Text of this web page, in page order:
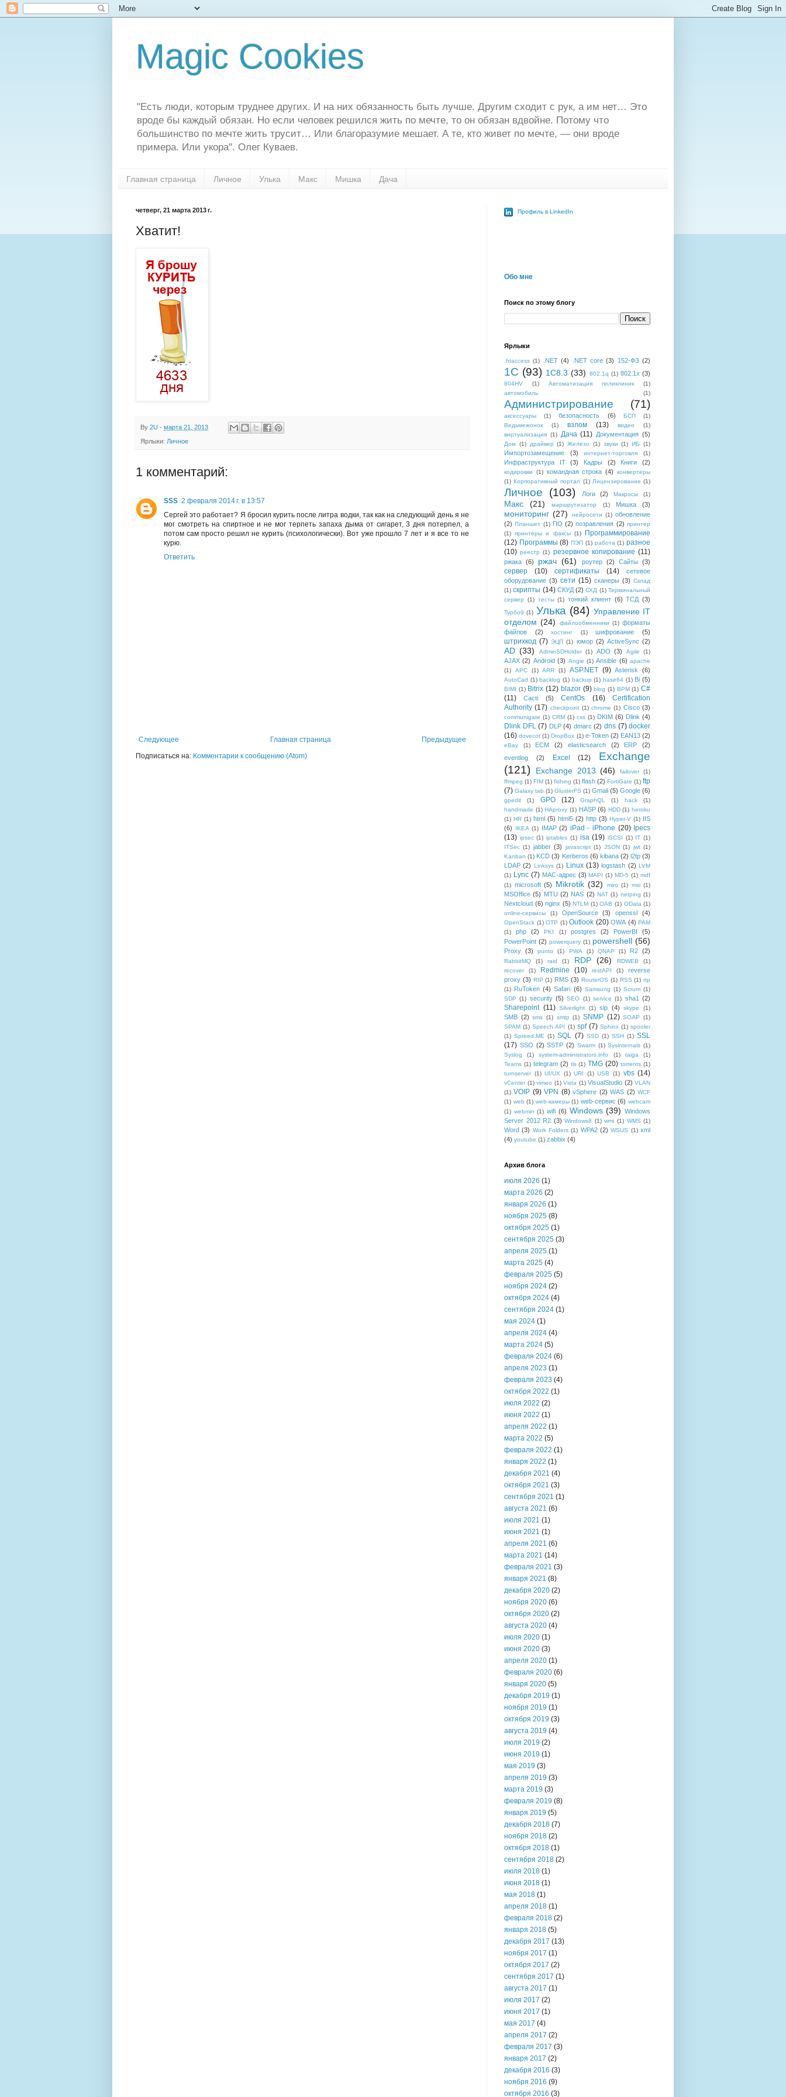
Magic Cookies
"Есть люди, которым труднее других. И на них обязанность быть лучше. Другим сходит с рук, а им нет… Это
вроде бы каждый обязан. Но если человек решился жить по мечте, то он обязан вдвойне. Потому что
большинство по мечте жить трусит… Или благоразумие мешает. А те, кто живет по мечте, — они вроде
примера. Или укора". Олег Куваев.
Главная страница Личное Улька Макс Мишка Дача
четверг, 21 марта 2013 г.
Хватит!
By 2U - марта 21, 2013
Ярлыки: Личное
1 комментарий:
SSS 2 февраля 2014 г. в 13:57
Сергей это работает? Я бросил курить после литра водки, так как на следующий день я не
мог смотреть на спиртное и не мог терпеть запаха дыма от сигарет, 3 дня потерпел, а
потом сам просто решил не курить (психологически). Вот уже прошло 7 лет и я все то не
курю.
Ответить
Следующее Предыдущее
Главная страница
Подписаться на: Комментарии к сообщению (Atom)
Профиль в LinkedIn
Обо мне
Поиск по этому блогу
Ярлыки
.htaccess (1) .NET (4) .NET core (3) 152-ФЗ (2)
1С (93) 1C8.3 (33) 802.1q (1) 802.1x (3)
804HV (1) Автоматизация поликлиник
(1)
автомобиль
(1)
Администрирование (71)
аксессуары (1) безопасность (6) БСП
(1)
Ведьмежонок
(1) взлом (13) видео
(1)
виртуализация (1) Дача (11) Документация (5)
Дом (1) драйвер (1) Железо (1) звуки (1) ИБ (1)
Импортозамещение (3) интернет-торговля (1)
Инфраструктура IT (3) Кадры (2) Книги (2)
кодировки (1) командная строка (4)
конвертеры
(1) Корпоративный портал (1) Лицензирование (1)
Личное (103) Логи (2) Макросы (1)
Макс (21) маршрутизатор (1) Мишка (3)
мониторинг (27) нейросети (1) обновление
(2) Планшет (1) ПО (2) позравления (2) принтер
(1) принтеры и факсы (1)
Программирование
(12) Программы (8) ПЭП (1) работа (1) разное
(10) реестр (1) резервное копирование (11)
ржака (6) ржач (61) роутер (2) Сайты (3)
сервер (10) сертификаты (14)
сетевое
оборудование (3) сети (15) сканеры (3) Склад
(1) скрипты (14) СКУД (2) СХД (1) Терминальный
сервер
(1) тесты (1) тонкий клиент (6) ТСД (3)
Турбо9 (1) Улька (84) Управление IT
отделом (24) файлообменники (1) форматы
файлов
(2) хостинг (1) шифрование (5)
штрихкод (7) ЭЦП (1) юмор (2) ActiveSync (2)
AD (33) AdminSDHolder (1) ADO (3) Agile (1)
AJAX (2) Android (3) Angie (1) Ansible (6) apache
(1)
APC (1) ARR (1) ASP.NET (9) Asterisk (6)
AutoCad (1) backlog (1) backup (1) base64 (1) Bi (5)
BIMI (1) Bitrix (12) blazor (9) blog (1) BPM (1) C#
(11)
Cacti (5) CentOs (16)
Certification
Authority (17) checkpoint (1) chrome (1) Cisco (3)
communigate (1) CRM (1) css (1) DKIM (6) Dlink (4)
Dlink DFL (7) DLP (4) dmarc (2) dns (7) docker
(16) dovecot (1) DropBox (1) e-Token (2) EAN13 (2)
eBay (1) ECM (2) elasticsearch (2) ERP
(2)
eventlog
(2) Excel (12)
Exchange
(121)
Exchange 2013 (46) failover
(1)
ffmpeg (1) FIM (1) fishing (1) flash (2) FortiGate (1) ftp
(7) Galaxy tab (1) GlusterFS (1) Gmail (5) Google (6)
gpedit (1) GPO (12) GraphQL (1) hack
(1)
handmade (1) HAproxy (1) HASP (6) HDD (1) heroku
(1) HR (1) html (5) html5 (2) http (3) Hyper-V (1) IIS
(6)
IKEA (1) IMAP (2) iPad - iPhone (20) Ipecs
(13) ipsec (1) iptables (1) isa (19) iSCSI (1) IT (1)
ITSec (1) jabber (3) javascript (1) JSON (1) jwt (1)
Kanban (1) KCD (3) Kerberos (6) kibana (2) l2tp (3)
LDAP (2) Linksys (1) Linux (13) logstash (2) LVM
(1) Lync (7) MAC-адрес (3) MAPI (1) MD-5 (1) mdf
(1) microsoft (5) Mikrotik (32) miro (1) msi (1)
MSOffice (5) MTU (2) NAS (2) NAT (1) netping (1)
Nextcloud (6) nginx (5) NTLM (1) OAB (1) OData (1)
online-сервисы
(1) OpenSource (3) openssl (4)
OpenStack (1) OTP (1) Outlook (20) OWA (4) PAM
(1)
php (2) PKI (1) postgres (2) PowerBI
(5)
PowerPoint (2) powerquery (1) powershell (56)
Proxy (3) punto (1) PWA (1) QNAP (1) R2 (2)
RabbitMQ (1) raid (1) RDP (26) RDWEB
(1)
recover
(1) Redmine (10) restAPI (1)
reverse
proxy (3) RIP (1) RMS (3) RouterOS (1) RSS (1) rtp
(1) RuToken (4) Safari (6) Samsung (1) Scrum (1)
SDP (1) security (5) SEO (1) service (1) sha1 (2)
Sharepoint (11) Silverlight (1) sip (4) skype (1)
SMB (2) sms (1) smtp (1) SNMP (12) SOAP
(1)
SPAM (1) Speech API (1) spf (7) Sphinx (1) spooler
(1) Spreed.ME (1) SQL (7) SSD (1) SSH (1) SSL
(17) SSO (2) SSTP (2) Swarm (1) Sysinternals (1)
Syslog
(1) system-administrators.info (1) taiga
(1)
Teams (1) telegram (2) tls (1) TMG (20) torrents (1)
turnserver (1) UI/UX (1) URI (1) USB (1) vbs (14)
vCenter (1) vimeo (1) Vista (1) VisualStudio (2) VLAN
(1) VOIP (9) VPN (8) vSphere (2) WAS (2) WCF
(1) web (1) web-камеры (1) web-сервис (6) webcam
(1) webmin (1) wifi (6) Windows (39) Windows
Server 2012 R2 (3) Windows8 (1) wmi (1) WMS (1)
Word (3) Work Folders (1) WPA2 (2) WSUS (1) xml
(4) youtube (1) zabbix (4)
Архив блога
июля 2026 (1)
марта 2026 (2)
января 2026 (1)
ноября 2025 (8)
октября 2025 (1)
сентября 2025 (3)
апреля 2025 (1)
марта 2025 (4)
февраля 2025 (5)
ноября 2024 (2)
октября 2024 (4)
сентября 2024 (1)
мая 2024 (1)
апреля 2024 (4)
марта 2024 (5)
февраля 2024 (6)
апреля 2023 (1)
февраля 2023 (4)
октября 2022 (1)
июля 2022 (2)
июня 2022 (1)
апреля 2022 (1)
марта 2022 (5)
февраля 2022 (1)
января 2022 (1)
декабря 2021 (4)
октября 2021 (3)
сентября 2021 (1)
августа 2021 (6)
июля 2021 (1)
июня 2021 (1)
апреля 2021 (6)
марта 2021 (14)
февраля 2021 (3)
января 2021 (8)
декабря 2020 (2)
ноября 2020 (6)
октября 2020 (2)
августа 2020 (4)
июля 2020 (1)
июня 2020 (3)
апреля 2020 (1)
февраля 2020 (6)
января 2020 (5)
декабря 2019 (1)
ноября 2019 (1)
октября 2019 (3)
августа 2019 (4)
июля 2019 (2)
июня 2019 (1)
мая 2019 (3)
апреля 2019 (3)
марта 2019 (3)
февраля 2019 (8)
января 2019 (5)
декабря 2018 (7)
ноября 2018 (2)
октября 2018 (1)
сентября 2018 (2)
июля 2018 (1)
июня 2018 (1)
мая 2018 (1)
апреля 2018 (1)
февраля 2018 (2)
января 2018 (5)
декабря 2017 (13)
ноября 2017 (1)
октября 2017 (2)
сентября 2017 (1)
августа 2017 (1)
июля 2017 (2)
июня 2017 (1)
мая 2017 (4)
апреля 2017 (2)
февраля 2017 (3)
января 2017 (2)
декабря 2016 (3)
ноября 2016 (9)
октября 2016 (3)